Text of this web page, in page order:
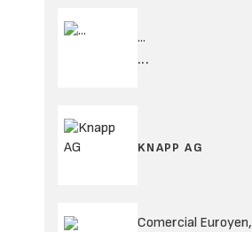
...
...
KNAPP AG
Comercial Euroyen,